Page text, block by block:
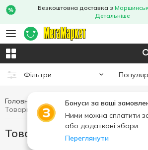
Безкоштовна доставка з
Детальніше
Фільтри
Бонуси за ваші
Ними можна сплатити
або додаткові збори.
Переглянути
Головна Здорове харчування та спосіб життя
Товари без доданого